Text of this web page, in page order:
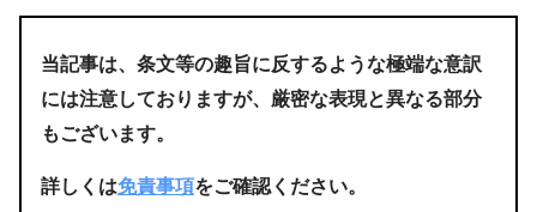
当記事は、条文等の趣旨に反するような極端な意訳
には注意しておりますが、厳密な表現と異なる部分
もございます。
詳しくは免責事項をご確認ください。